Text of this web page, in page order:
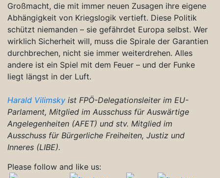
Großmacht, die mit immer neuen Zusagen ihre eigene
Abhängigkeit von Kriegslogik vertieft. Diese Politik
schützt niemanden – sie gefährdet Europa selbst. Wer
wirklich Sicherheit will, muss die Spirale der Garantien
durchbrechen, nicht sie immer weiterdrehen. Alles
andere ist ein Spiel mit dem Feuer – und der Funke
liegt längst in der Luft.
Harald Vilimsky ist FPÖ-Delegationsleiter im EU-
Parlament, Mitglied im Ausschuss für Auswärtige
Angelegenheiten (AFET) und stv. Mitglied im
Ausschuss für Bürgerliche Freiheiten, Justiz und
Inneres (LIBE).
Please follow and like us: